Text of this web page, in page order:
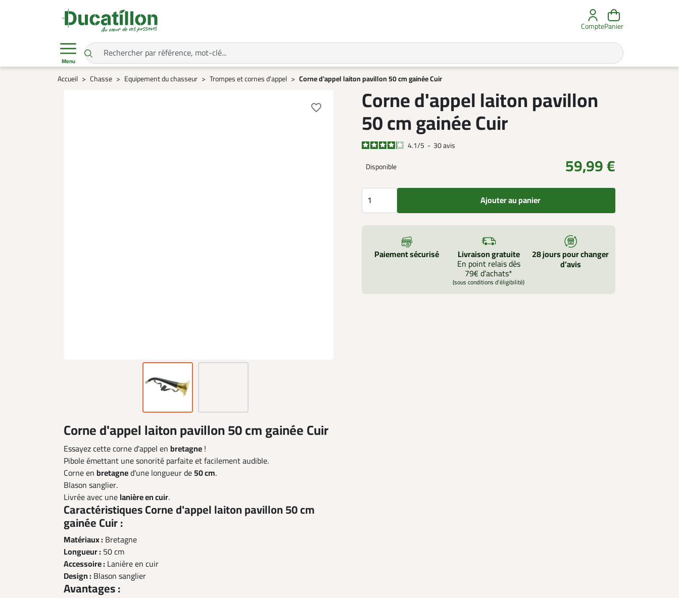
ComptePanier
Menu
Accueil Chasse Equipement du chasseur Trompes et cornes d'appel Corne d'appel laiton pavillon 50 cm gainée Cuir
favorite_border Corne d'appel laiton pavillon
50 cm gainée Cuir
4.1/5 - 30avis
Disponible
59,99 €
Ajouter au panier
Paiement sécurisé Livraison gratuite
En point relais dès
79€ d’achats*
(sous conditions d'éligibilité)
28 jours pour changer
d’avis
Corne d'appel laiton pavillon 50 cm gainée Cuir
Essayez cette corne d'appel en bretagne !
Pibole émettant une sonorité parfaite et facilement audible.
Corne en bretagned'une longueur de50 cm.
Blason sanglier.
Livrée avec une lanière en cuir.
Caractéristiques Corne d'appel laiton pavillon 50 cm
gainée Cuir :
Matériaux : Bretagne
Longueur : 50 cm
Accessoire : Lanière en cuir
Design : Blason sanglier
Avantages :